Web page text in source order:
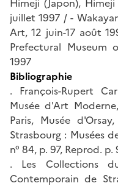
juillet 1997 / -
Art, 12 juin-17 août
Prefectural
1997
Bibliographie
. François-Rupert
Musée d'Art
Paris, Musée
Strasbourg : Musées
n° 84, p. 97, Reprod. p.
. Les Collections
Contemporain de